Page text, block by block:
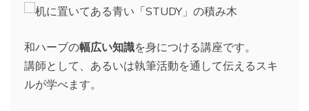
和ハーブの幅広い知識を身につける講座です。
講師として、あるいは執筆活動を通して伝えるスキ
ルが学べます。